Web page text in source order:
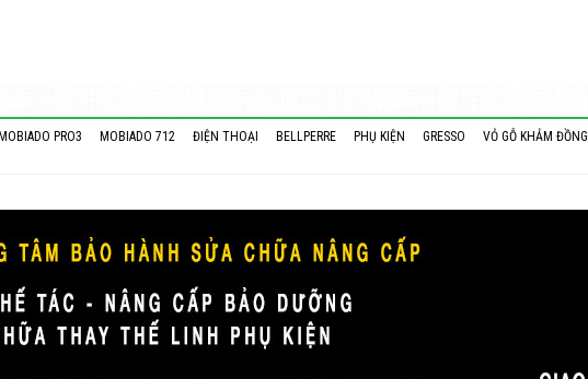
PRO3 MOBIADO 712 ĐIỆN THOẠI BELLPERRE PHỤ KIỆN GRESSO VỎ GỖ KHẢM ĐỒNG